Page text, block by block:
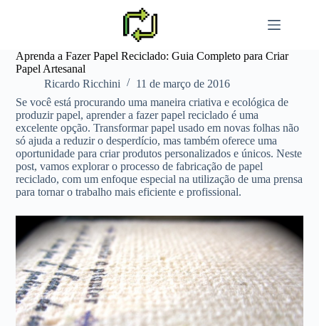
Aprenda a Fazer Papel Reciclado: Guia Completo para Criar
Papel Artesanal
Ricardo Ricchini
11 de março de 2016
Se você está procurando uma maneira criativa e ecológica de
produzir papel, aprender a fazer papel reciclado é uma
excelente opção. Transformar papel usado em novas folhas não
só ajuda a reduzir o desperdício, mas também oferece uma
oportunidade para criar produtos personalizados e únicos. Neste
post, vamos explorar o processo de fabricação de papel
reciclado, com um enfoque especial na utilização de uma prensa
para tornar o trabalho mais eficiente e profissional.